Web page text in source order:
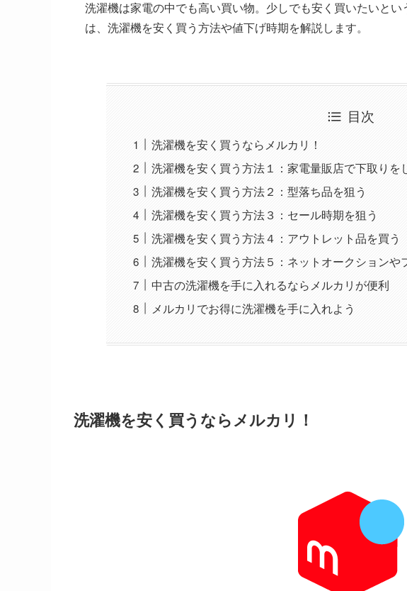
洗濯機は家電の中でも高い買い物。少しでも安く買いたいと
は、洗濯機を安く買う方法や値下げ時期を解説します。
目次
洗濯機を安く買うならメルカリ！
洗濯機を安く買う方法１：家電量販店で下取りを
洗濯機を安く買う方法２：型落ち品を狙う
洗濯機を安く買う方法３：セール時期を狙う
洗濯機を安く買う方法４：アウトレット品を買う
洗濯機を安く買う方法５：ネットオークションや
中古の洗濯機を手に入れるならメルカリが便利
メルカリでお得に洗濯機を手に入れよう
洗濯機を安く買うならメルカリ ！